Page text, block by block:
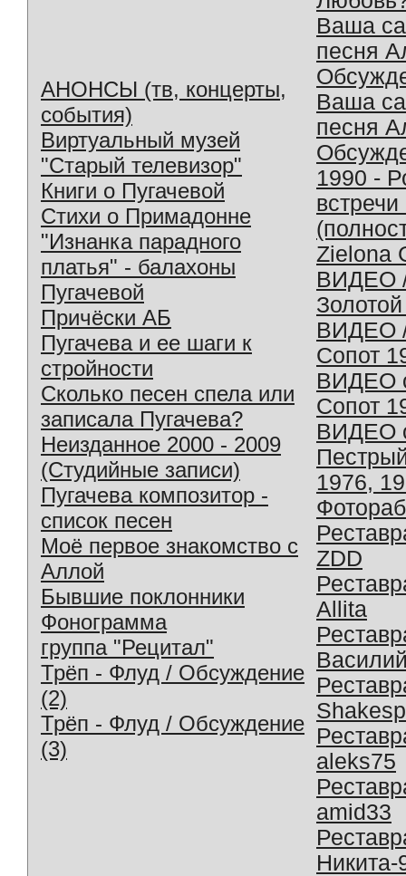
АНОНСЫ (тв, концерты,
события)
Виртуальный музей
"Старый телевизор"
Книги о Пугачевой
Стихи о Примадонне
"Изнанка парадного
платья" - балахоны
Пугачевой
Причёски АБ
Пугачева и ее шаги к
стройности
Сколько песен спела или
записала Пугачева?
Неизданное 2000 - 2009
(Студийные записи)
Пугачева композитор -
список песен
Моё первое знакомство с
Аллой
Бывшие поклонники
Фонограмма
группа "Рецитал"
Трёп - Флуд / Обсуждение
(2)
Трёп - Флуд / Обсуждение
(3)
Ваша
песня
Ваша
песня
1990 -
Zielona
ВИДЕО
ВИДЕО
Сопот
ВИДЕО
Сопот
ВИДЕО
1976,
ZDD
Allita
aleks75
amid33
Никита-